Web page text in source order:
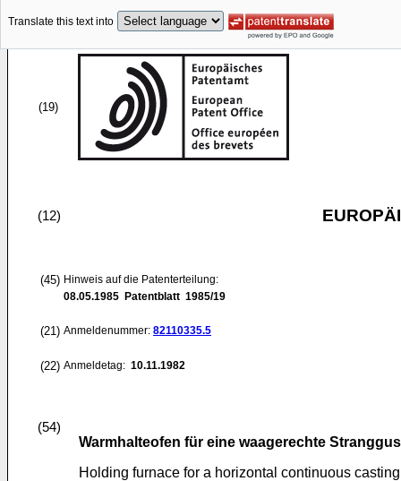
Translate this text into
(19)
(12)
(45) Hinweis auf die Patenterteilung:
08.05.1985 Patentblatt 1985/19
(21) Anmeldenummer: 82110335.5
(22) Anmeldetag: 10.11.1982
(54)
Warmhalteofen für eine waagerechte
Holding furnace for a horizontal continuous